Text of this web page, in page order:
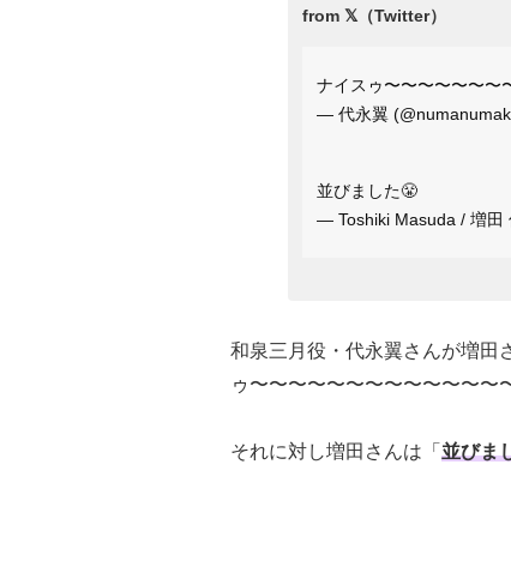
ナイスゥ〜〜〜〜〜〜〜
— 代永翼
並びました😤
— Toshiki Masuda / 増田
和泉三月役・代永翼さんが増田
ゥ〜〜〜〜〜〜〜〜〜〜〜〜〜
それに対し増田さんは「 並びま